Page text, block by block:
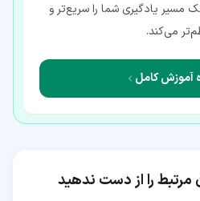
مسیر یادگیری شما را سریع‌تر و
می‌کند.
آموزش کامل
را از دست ندهید